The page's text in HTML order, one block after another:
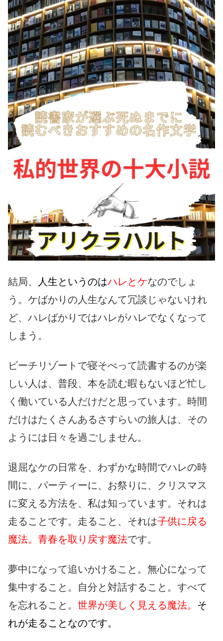
結局、 人生というのはハレとケなのでしょ
う。ケばかりの人生なんて冗談じゃないけれ
ど、ハレばかりではハレがハレでなくなって
しまう。
ビーチリゾートで寝そべって読書するのが楽
しい人は、普段、本を読む暇もないほど忙し
く働いている人だけだと思っています。時間
だけはたくさんあるさすらいの旅人は、その
ようには日々を過ごしません。
退屈なケの日常を、わずかな時間でハレの時
間に、パーティーに、お祭りに、クリスマス
に変える方法を、私は知っています。それは
走ることです。走ること、それは子供に戻る
魔法。青春を取り戻す魔法です。
夢中になって追いかけること。無心になって
集中すること。自分と対話すること。すべて
を忘れること。 世界が美しく見える魔法。 そ
れが走ることなのです。